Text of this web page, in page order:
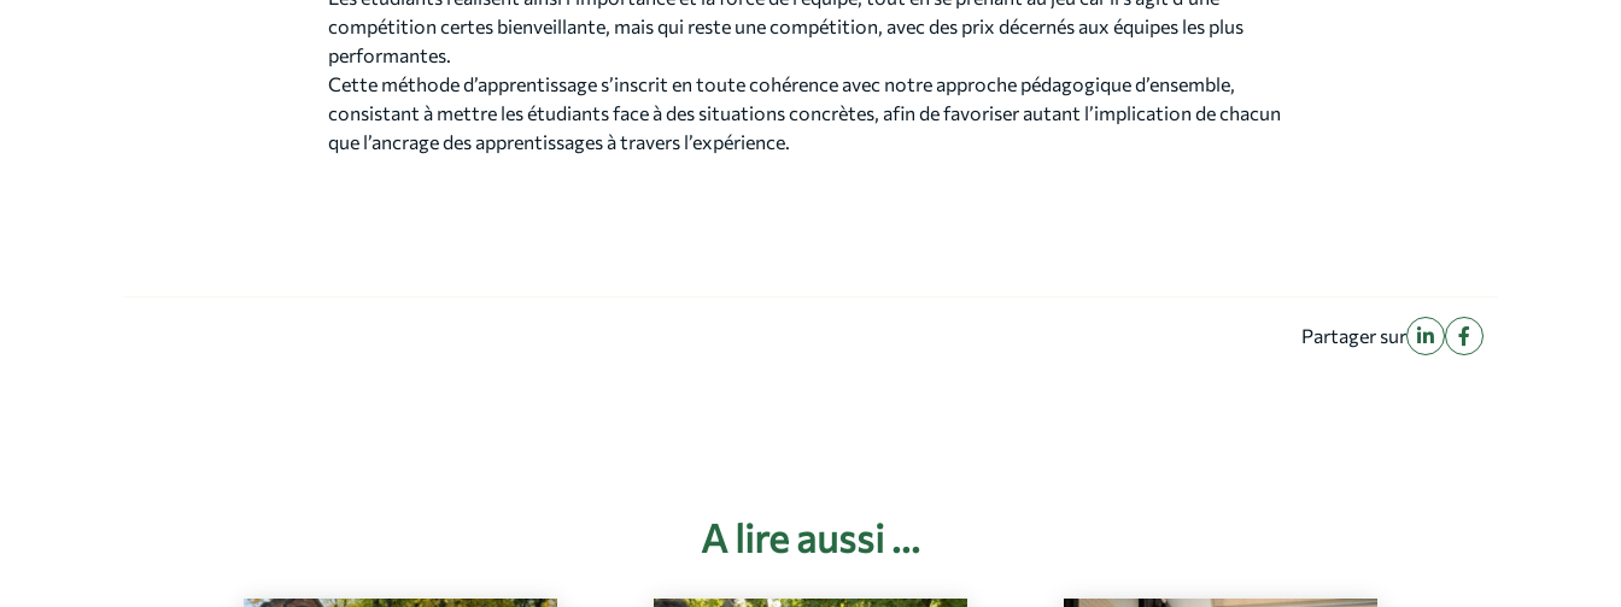
compétition certes bienveillante, mais qui reste une compétition, avec des prix décernés aux équipes les plus
performantes.
Cette méthode d’apprentissage s’inscrit en toute cohérence avec notre approche pédagogique d’ensemble,
consistant à mettre les étudiants face à des situations concrètes, afin de favoriser autant l’implication de chacun
que l’ancrage des apprentissages à travers l’expérience.
Partager sur
A lire aussi ...